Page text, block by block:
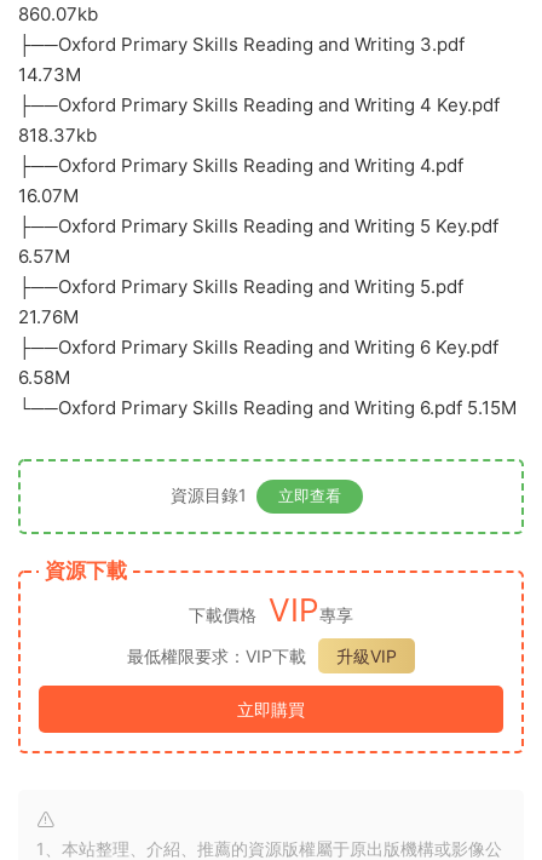
860.07kb
├──Oxford Primary Skills Reading and Writing 3.pdf
14.73M
├──Oxford Primary Skills Reading and Writing 4 Key.pdf
818.37kb
├──Oxford Primary Skills Reading and Writing 4.pdf
16.07M
├──Oxford Primary Skills Reading and Writing 5 Key.pdf
6.57M
├──Oxford Primary Skills Reading and Writing 5.pdf
21.76M
├──Oxford Primary Skills Reading and Writing 6 Key.pdf
6.58M
└──Oxford Primary Skills Reading and Writing 6.pdf 5.15M
資源目錄1 立即查看
資源下載
下載價格 VIP專享
最低權限要求：VIP下載
升級VIP
立即購買
1、本站整理、介紹、推薦的資源版權屬于原出版機構或影像公